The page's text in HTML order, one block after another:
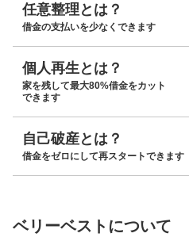
任意整理とは？
借金の支払いを少なくできます
個人再生とは？
家を残して最大80%借金をカット
できます
自己破産とは？
借金をゼロにして再スタートできます
ベリーベストについて